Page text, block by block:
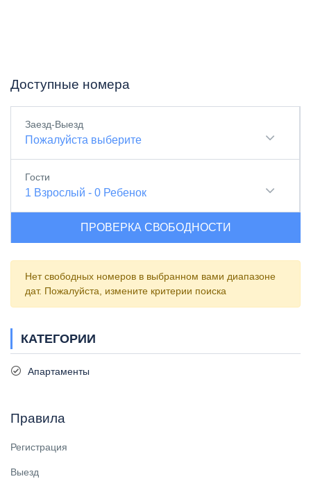
Доступные номера
Заезд-Выезд
Пожалуйста выберите
Гости
1 Взрослый - 0 Ребенок
ПРОВЕРКА СВОБОДНОСТИ
Нет свободных номеров в выбранном вами диапазоне
дат. Пожалуйста, измените критерии поиска
КАТЕГОРИИ
Апартаменты
Правила
Регистрация
Выезд